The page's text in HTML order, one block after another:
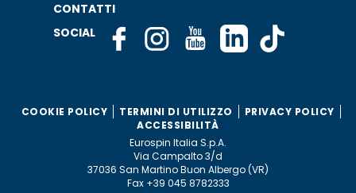
CONTATTI
SOCIAL
COOKIE POLICY TERMINI DI UTILIZZO
PRIVACY POLICY
ACCESSIBILITÀ
Eurospin Italia S.p.A.
Via Campalto 3/d
37036 San Martino Buon Albergo (VR)
Fax +39 045 8782333